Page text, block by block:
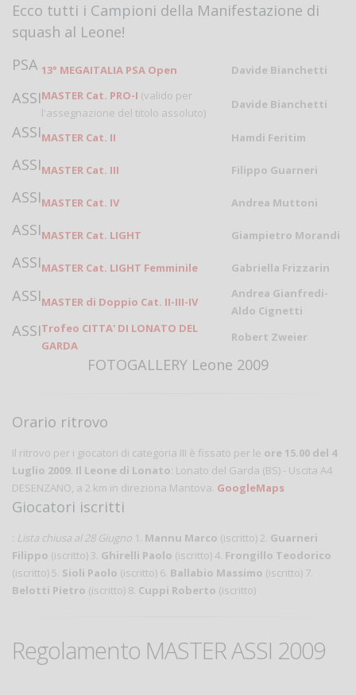
Ecco tutti i Campioni della Manifestazione di
squash al Leone!
PSA 13° MEGAITALIA PSA Open Davide Bianchetti
ASSIMASTER Cat. PRO-I (valido per
l'assegnazione del titolo assoluto)
Davide Bianchetti
ASSIMASTER Cat. II Hamdi Feritim
ASSIMASTER Cat. III Filippo Guarneri
ASSIMASTER Cat. IV Andrea Muttoni
ASSIMASTER Cat. LIGHT Giampietro Morandi
ASSIMASTER Cat. LIGHT Femminile Gabriella Frizzarin
ASSIMASTER di Doppio Cat. II-III-IV
Andrea Gianfredi-
Aldo Cignetti
ASSITrofeo CITTA' DI LONATO DEL
GARDA
Robert Zweier
FOTOGALLERY Leone 2009
Orario ritrovo
Il ritrovo per i giocatori di categoria III è fissato per le ore 15.00 del 4
Luglio 2009. Il Leone di Lonato: Lonato del Garda (BS) - Uscita A4
DESENZANO, a 2 km in direziona Mantova. GoogleMaps
Giocatori iscritti
: Lista chiusa al 28 Giugno 1. Mannu Marco (iscritto) 2. Guarneri
Filippo (iscritto) 3. Ghirelli Paolo (iscritto) 4. Frongillo Teodorico
(iscritto) 5. Sioli Paolo (iscritto) 6. Ballabio Massimo (iscritto) 7.
Belotti Pietro (iscritto) 8. Cuppi Roberto (iscritto)
Regolamento MASTER ASSI 2009